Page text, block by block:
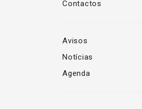
Contactos
Avisos
Notícias
Agenda